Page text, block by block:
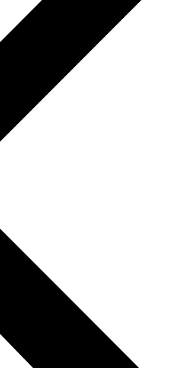
1086 за шт.
Крючок 100 мм, диаметр 5 мм (5
ВxШxГ:
Вес:
Крючок 45 мм, диаметр 5 мм (5
шт)
ВxШxГ: